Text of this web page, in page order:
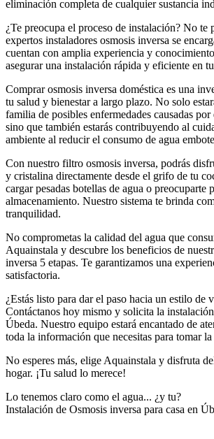
eliminación completa de cualquier sustancia
¿Te preocupa el proceso de instalación? No te
expertos instaladores osmosis inversa se
cuentan con amplia experiencia y
asegurar una instalación rápida y eficiente en
Comprar osmosis inversa doméstica es una
tu salud y bienestar a largo plazo. No solo
familia de posibles enfermedades causadas
sino que también estarás contribuyendo al
ambiente al reducir el consumo de agua
Con nuestro filtro osmosis inversa, podrás
y cristalina directamente desde el grifo de tu
cargar pesadas botellas de agua o preocuparte
almacenamiento. Nuestro sistema te brinda
tranquilidad.
No comprometas la calidad del agua que
Aquainstala y descubre los beneficios de
inversa 5 etapas. Te garantizamos una
satisfactoria.
¿Estás listo para dar el paso hacia un estilo de
Contáctanos hoy mismo y solicita la
Úbeda. Nuestro equipo estará encantado de
toda la información que necesitas para tomar
No esperes más, elige Aquainstala y disfruta
hogar. ¡Tu salud lo merece!
Lo tenemos claro como el agua... ¿y tu?
Instalación de Osmosis inversa para casa en